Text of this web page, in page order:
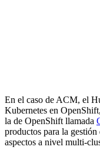
En el caso de ACM, el
Kubernetes en
la de OpenShift llamada
productos para la
aspectos a nivel multi-